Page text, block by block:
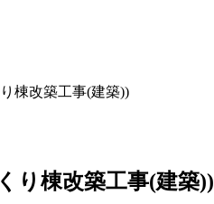
棟改築工事(建築))
り棟改築工事(建築))